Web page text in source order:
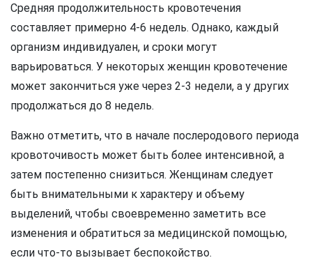
Средняя продолжительность кровотечения
составляет примерно 4-6 недель. Однако, каждый
организм индивидуален, и сроки могут
варьироваться. У некоторых женщин кровотечение
может закончиться уже через 2-3 недели, а у других
продолжаться до 8 недель.
Важно отметить, что в начале послеродового периода
кровоточивость может быть более интенсивной, а
затем постепенно снизиться. Женщинам следует
быть внимательными к характеру и объему
выделений, чтобы своевременно заметить все
изменения и обратиться за медицинской помощью,
если что-то вызывает беспокойство.